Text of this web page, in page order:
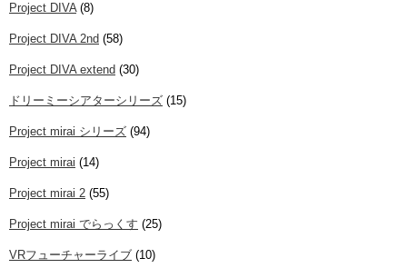
Project DIVA(8)
Project DIVA 2nd (58)
Project DIVA extend (30)
ドリーミーシアターシリーズ (15)
Project mirai シリーズ (94)
Project mirai (14)
Project mirai 2 (55)
Project mirai でらっくす (25)
VRフューチャーライブ (10)